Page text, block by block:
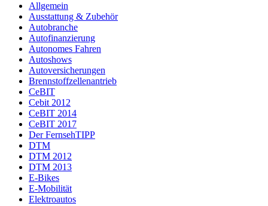
Allgemein
Ausstattung & Zubehör
Autobranche
Autofinanzierung
Autonomes Fahren
Autoshows
Autoversicherungen
Brennstoffzellenantrieb
CeBIT
Cebit 2012
CeBIT 2014
CeBIT 2017
Der FernsehTIPP
DTM
DTM 2012
DTM 2013
E-Bikes
E-Mobilität
Elektroautos